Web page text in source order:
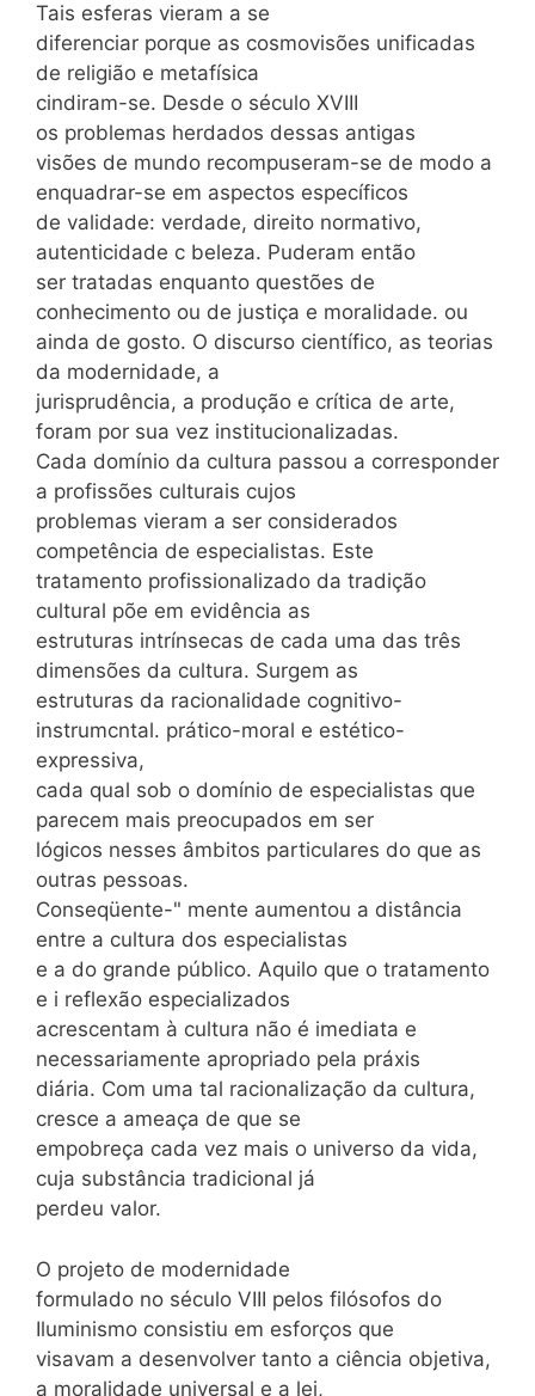
Tais esferas vieram a se
diferenciar porque as cosmovisões unificadas
de religião e metafísica
cindiram-se. Desde o século XVIII
os problemas herdados dessas antigas
visões de mundo recompuseram-se de modo a
enquadrar-se em aspectos específicos
de validade: verdade, direito normativo,
autenticidade c beleza. Puderam então
ser tratadas enquanto questões de
conhecimento ou de justiça e moralidade. ou
ainda de gosto. O discurso científico, as teorias
da modernidade, a
jurisprudência, a produção e crítica de arte,
foram por sua vez institucionalizadas.
Cada domínio da cultura passou a corresponder
a profissões culturais cujos
problemas vieram a ser considerados
competência de especialistas. Este
tratamento profissionalizado da tradição
cultural põe em evidência as
estruturas intrínsecas de cada uma das três
dimensões da cultura. Surgem as
estruturas da racionalidade cognitivo-
instrumcntal. prático-moral e estético-
expressiva,
cada qual sob o domínio de especialistas que
parecem mais preocupados em ser
lógicos nesses âmbitos particulares do que as
outras pessoas.
Conseqüente-" mente aumentou a distância
entre a cultura dos especialistas
e a do grande público. Aquilo que o tratamento
e i reflexão especializados
acrescentam à cultura não é imediata e
necessariamente apropriado pela práxis
diária. Com uma tal racionalização da cultura,
cresce a ameaça de que se
empobreça cada vez mais o universo da vida,
cuja substância tradicional já
perdeu valor.
O projeto de modernidade
formulado no século VIII pelos filósofos do
Iluminismo consistiu em esforços que
visavam a desenvolver tanto a ciência objetiva,
a moralidade universal e a lei,